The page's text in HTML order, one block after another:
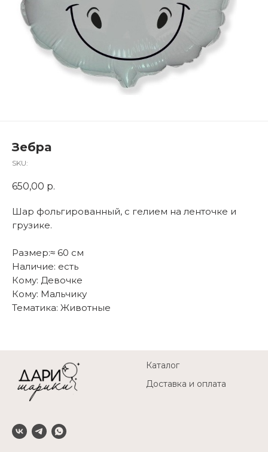
Зебра
SKU:
650,00 р.
Шар фольгированный, с гелием на ленточке и
грузике.
Размер:≈ 60 см
Наличие: есть
Кому: Девочке
Кому: Мальчику
Тематика: Животные
Каталог
Доставка и оплата